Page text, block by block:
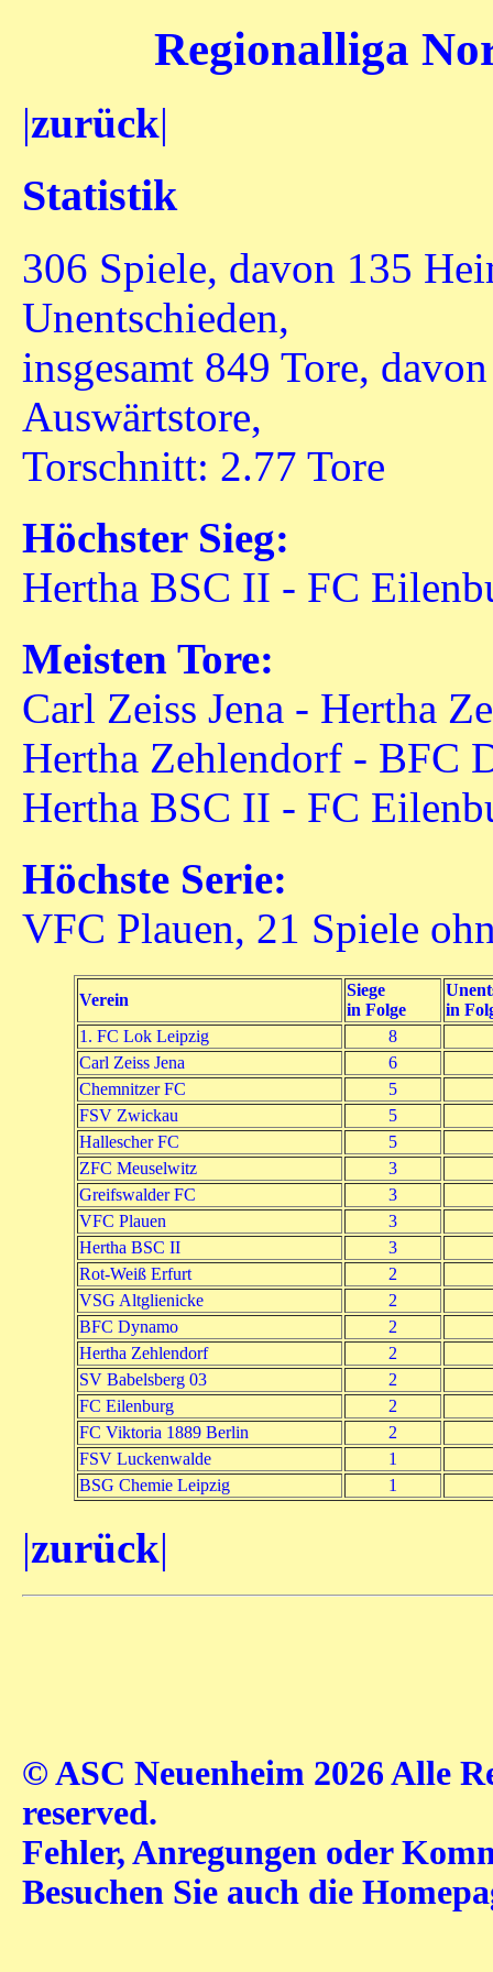
Regionalliga
|zurück|
Statistik
306 Spiele, davon 135
Unentschieden,
insgesamt 849 Tore,
Auswärtstore,
Torschnitt: 2.77 Tore
Höchster Sieg:
Hertha BSC II - FC
Meisten Tore:
Carl Zeiss Jena - Hertha
Hertha Zehlendorf - BFC
Hertha BSC II - FC
Höchste Serie:
VFC Plauen, 21 Spiele
Verein
Siege
in Folge
in
1. FC Lok Leipzig
8
Carl Zeiss Jena
6
Chemnitzer FC
5
FSV Zwickau
5
Hallescher FC
5
ZFC Meuselwitz
3
Greifswalder FC
3
VFC Plauen
3
Hertha BSC II
3
Rot-Weiß Erfurt
2
VSG Altglienicke
2
BFC Dynamo
2
Hertha Zehlendorf
2
SV Babelsberg 03
2
FC Eilenburg
2
FC Viktoria 1889 Berlin
2
FSV Luckenwalde
1
BSG Chemie Leipzig
1
|zurück|
© ASC Neuenheim 2026 Alle
reserved.
Fehler, Anregungen oder
Besuchen Sie auch die